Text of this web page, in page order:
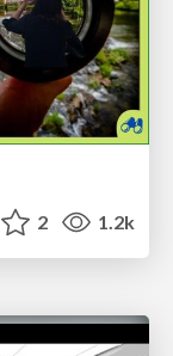
2 1.2k